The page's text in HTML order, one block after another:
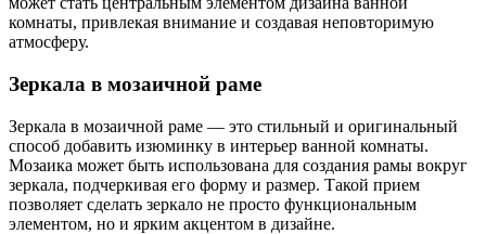
комнаты, привлекая внимание и создавая неповторимую
атмосферу.
Зеркала в мозаичной раме
Зеркала в мозаичной раме — это стильный и оригинальный
способ добавить изюминку в интерьер ванной комнаты.
Мозаика может быть использована для создания рамы вокруг
зеркала, подчеркивая его форму и размер. Такой прием
позволяет сделать зеркало не просто функциональным
элементом, но и ярким акцентом в дизайне.